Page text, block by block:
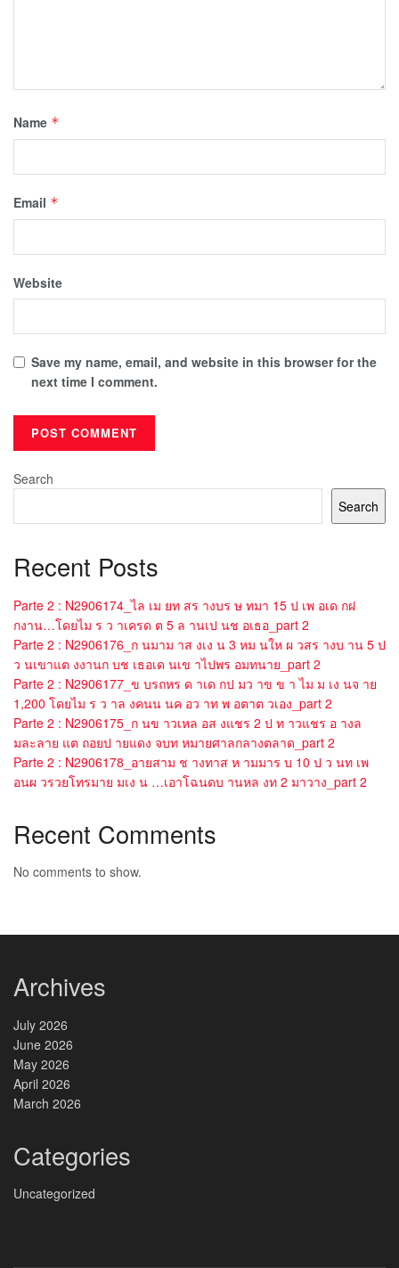
Name *
Email *
Website
Save my name, email, and website in this browser for the
next time I comment.
Search
Search
Recent Posts
Parte 2 : N2906174_ไล เม ยท สร างบร ษ ทมา 15 ป เพ อเด กฝ
กงาน…โดยไม ร ว าเครด ต 5 ล านเป นช อเธอ_part 2
Parte 2 : N2906176_ก นมาม าส งเง น 3 หม นให ผ วสร างบ าน 5 ป
ว นเขาแต งงานก บช เธอเด นเข าไปพร อมทนาย_part 2
Parte 2 : N2906177_ข บรถหร ด าเด กป มว าข ข า ไม ม เง นจ าย
1,200 โดยไม ร ว าล งคนน นค อว าท พ อตาต วเอง_part 2
Parte 2 : N2906175_ก นข าวเหล อส งแชร 2 ป ท าวแชร อ างล
มละลาย แต ถอยป ายแดง จบท หมายศาลกลางตลาด_part 2
Parte 2 : N2906178_อายสาม ช างทาส ห ามมาร บ 10 ป ว นท เพ
อนผ วรวยโทรมาย มเง น …เอาโฉนดบ านหล งท 2 มาวาง_part 2
Recent Comments
No comments to show.
Archives
July 2026
June 2026
May 2026
April 2026
March 2026
Categories
Uncategorized